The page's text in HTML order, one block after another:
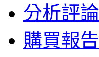
分析評論
購買報告